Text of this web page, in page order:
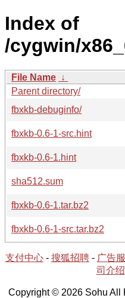
Index of
/cygwin/
File Name ↓
Parent directory/
fbxkb-debuginfo/
fbxkb-0.6-1-src.hint
fbxkb-0.6-1.hint
sha512.sum
fbxkb-0.6-1.tar.bz2
fbxkb-0.6-1-src.tar.bz2
支付中心 - 搜狐招聘 - 广告
司介绍
Copyright © 2026 Sohu All